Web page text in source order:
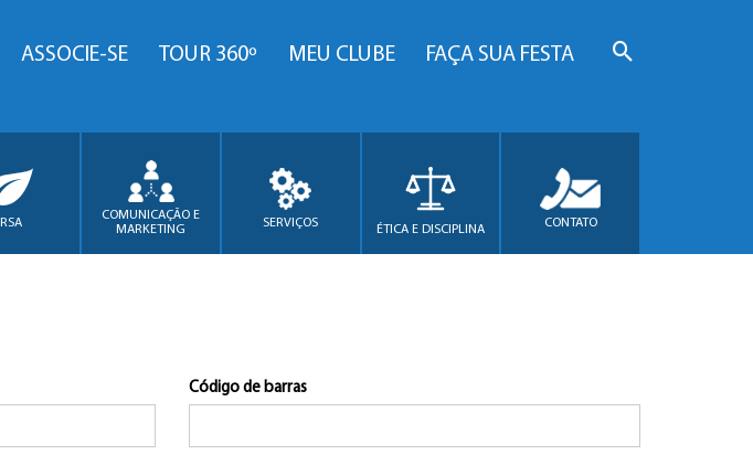
ASSOCIE-SE TOUR 360º MEU CLUBE FAÇA SUA FESTA
RSA
COMUNICAÇÃO E
MARKETING
SERVIÇOS ÉTICA E DISCIPLINA CONTATO
Código de barras